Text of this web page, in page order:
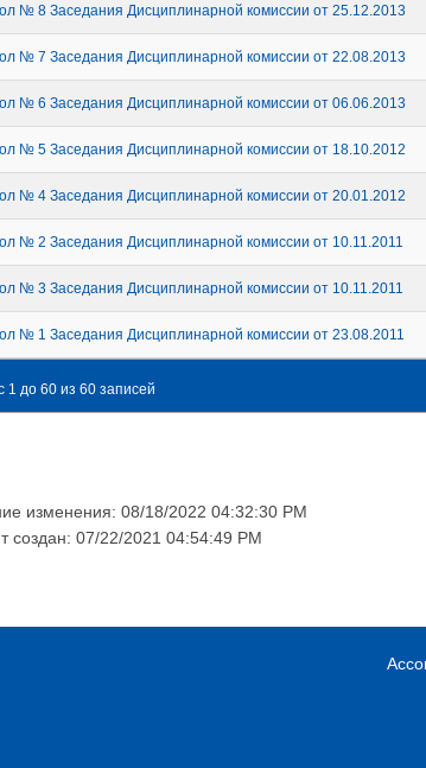
№ 8 Заседания Дисциплинарной комиссии от 25.12.2013
№ 7 Заседания Дисциплинарной комиссии от 22.08.2013
№ 6 Заседания Дисциплинарной комиссии от 06.06.2013
№ 5 Заседания Дисциплинарной комиссии от 18.10.2012
№ 4 Заседания Дисциплинарной комиссии от 20.01.2012
№ 2 Заседания Дисциплинарной комиссии от 10.11.2011
№ 3 Заседания Дисциплинарной комиссии от 10.11.2011
№ 1 Заседания Дисциплинарной комиссии от 23.08.2011
1 до 60 из 60 записей
изменения: 08/18/2022 04:32:30 PM
создан: 07/22/2021 04:54:49 PM